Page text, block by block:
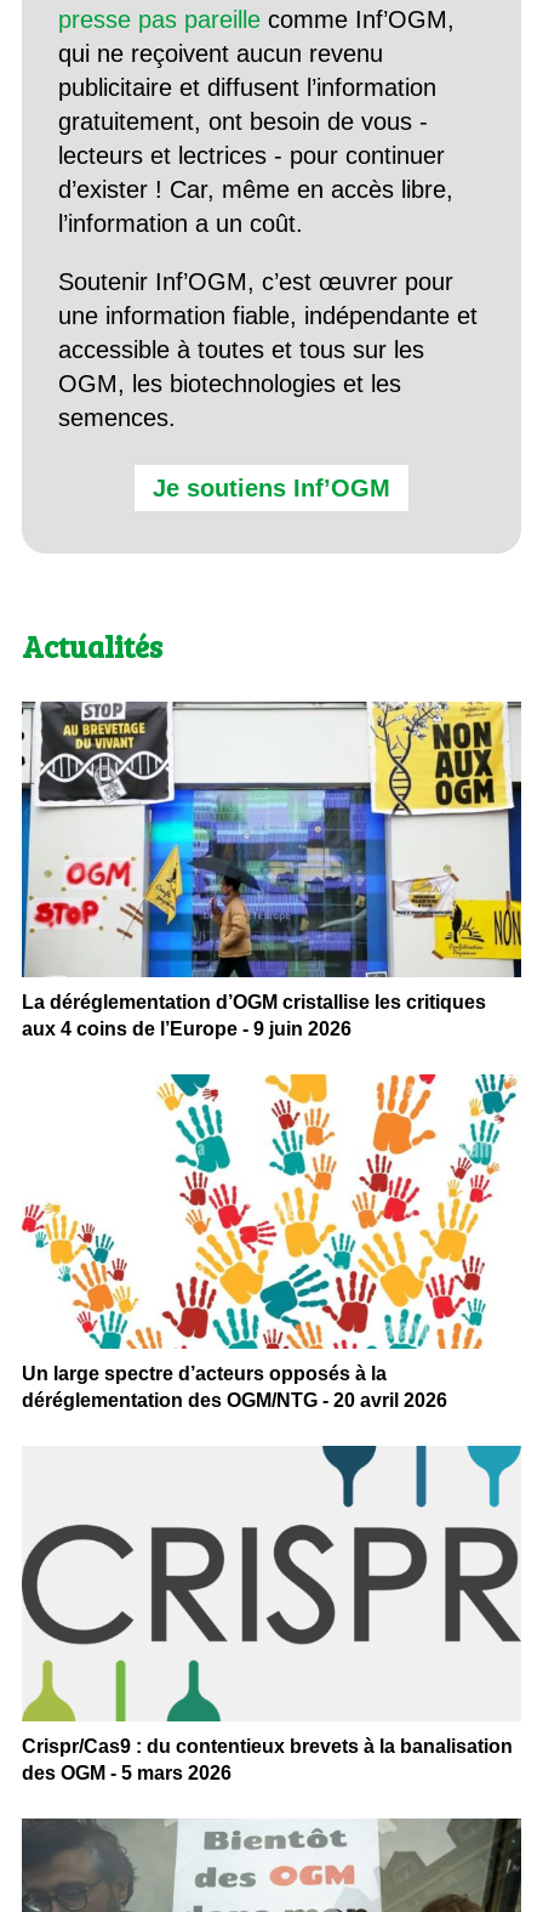
presse pas pareillecomme Inf’OGM,
qui ne reçoivent aucun revenu
publicitaire et diffusent l’information
gratuitement, ont besoin de vous -
lecteurs et lectrices - pour continuer
d’exister ! Car, même en accès libre,
l’information a un coût.
Soutenir Inf’OGM, c’est œuvrer pour
une information fiable, indépendante et
accessible à toutes et tous sur les
OGM, les biotechnologies et les
semences.
Je soutiens Inf’OGM
Actualités
La déréglementation d’OGM cristallise les critiques
aux 4 coins de l’Europe - 9 juin 2026
Un large spectre d’acteurs opposés à la
déréglementation des OGM/NTG - 20 avril 2026
Crispr/Cas9 : du contentieux brevets à la banalisation
des OGM - 5 mars 2026